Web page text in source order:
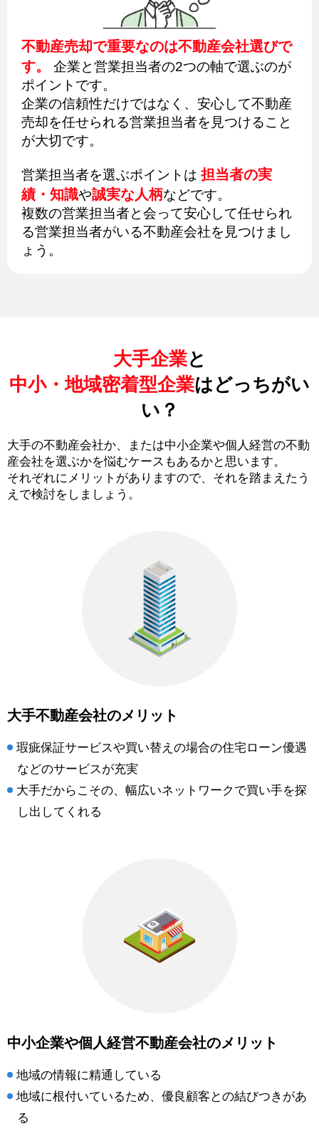
不動産売却で重要なのは不動産会社選びで
す。
企業と営業担当者の2つの軸で選ぶのが
ポイントです。
企業の信頼性だけではなく、安心して不動産
売却を任せられる営業担当者を見つけること
が大切です。
営業担当者を選ぶポイントは 担当者の実
績・知識や誠実な人柄などです。
複数の営業担当者と会って安心して任せられ
る営業担当者がいる不動産会社を見つけまし
ょう。
大手企業と
中小・地域密着型企業はどっちがい
い？
大手の不動産会社か、または中小企業や個人経営の不動
産会社を選ぶかを悩むケースもあるかと思います。
それぞれにメリットがありますので、それを踏まえたう
えで検討をしましょう。
大手不動産会社のメリット
瑕疵保証サービスや買い替えの場合の住宅ローン優遇
などのサービスが充実
大手だからこその、幅広いネットワークで買い手を探
し出してくれる
中小企業や個人経営不動産会社のメリット
地域の情報に精通している
地域に根付いているため、優良顧客との結びつきがあ
る